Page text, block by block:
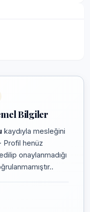
Bilgiler
kaydıyla mesleğini
· Profil henüz
onaylanmadığı